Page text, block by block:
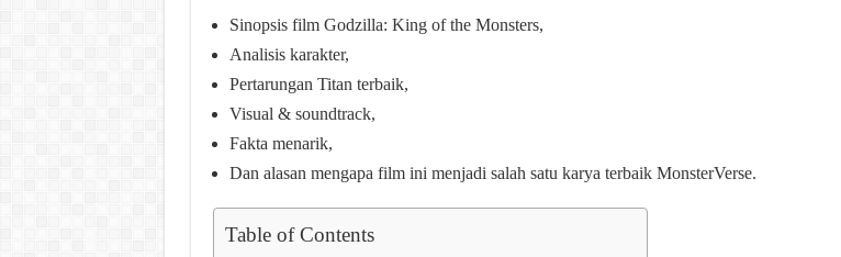
Sinopsis film Godzilla: King of the Monsters,
Analisis karakter,
Pertarungan Titan terbaik,
Visual & soundtrack,
Fakta menarik,
Dan alasan mengapa film ini menjadi salah satu karya terbaik MonsterVerse.
Table of Contents